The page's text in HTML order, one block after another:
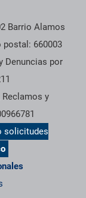
Barrio Alamos
postal: 660003
Denuncias por
Reclamos y
solicitudes